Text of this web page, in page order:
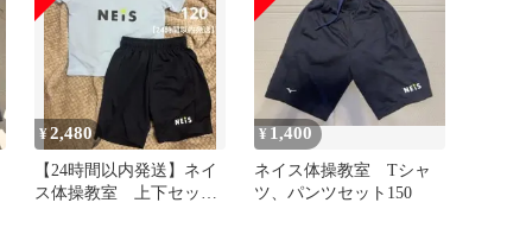
¥2,480
【24時間以内発送】ネイ
ス体操教室 上下セット
¥ 1,400
ネイス体操教室 Tシャ
ツ、パンツセット150